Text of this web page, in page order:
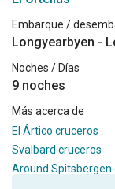
Embarque /
Longyearbyen -
Noches / Días
9 noches
Más acerca de
El Ártico cruceros
Svalbard cruceros
Around Spitsbergen